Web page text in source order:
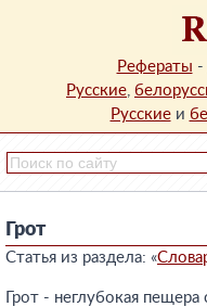
Рефераты -
Русские,
Русскиеи
Грот
Статья из раздела: «
Грот - неглубокая